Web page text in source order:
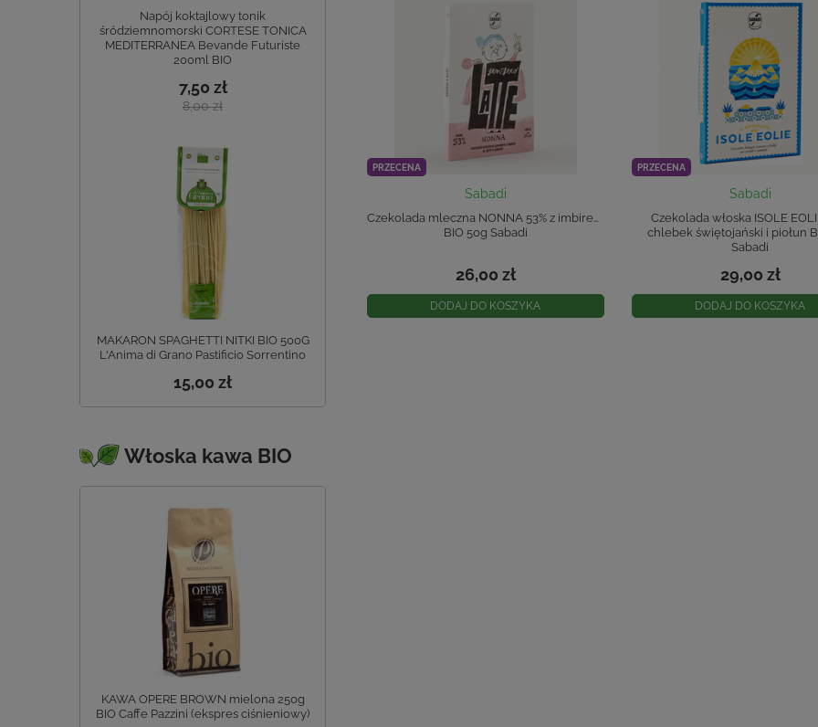
Napój koktajlowy tonik
śródziemnomorski CORTESE TONICA
MEDITERRANEA Bevande Futuriste
200ml BIO
7,50 zł
8,00 zł
MAKARON SPAGHETTI NITKI BIO 500G
L'Anima di Grano Pastificio Sorrentino
15,00 zł
Włoska kawa BIO
KAWA OPERE BROWN mielona 250g
BIO Caffe Pazzini (ekspres ciśnieniowy)
PRZECENA
Sabadi
Czekolada mleczna NONNA 53% z imbirem
BIO 50g Sabadi
26,00 zł
DODAJ DO KOSZYKA
PRZECENA
Sabadi
Czekolada włoska ISOLE
chlebek świętojański i piołun
Sabadi
29,00 zł
DODAJ DO KOSZYKA